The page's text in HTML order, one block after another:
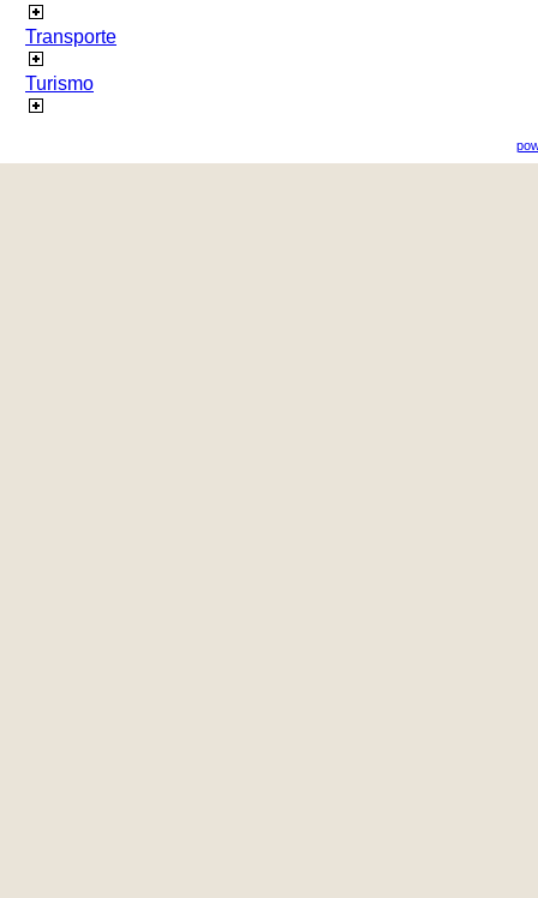
Transporte
Turismo